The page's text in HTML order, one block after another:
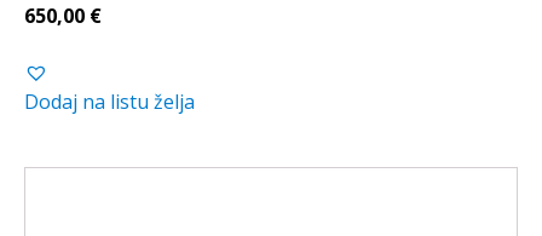
650,00 €
Dodaj na listu želja